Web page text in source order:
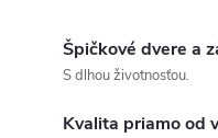
Špičkové dvere a
S dlhou životnosťou.
Kvalita priamo od